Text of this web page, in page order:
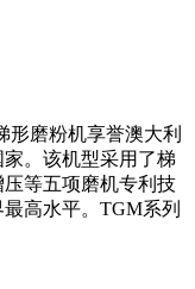
形磨粉机享誉澳大利
。该机型采用了梯
等五项磨机专利技
高水平。TGM系列